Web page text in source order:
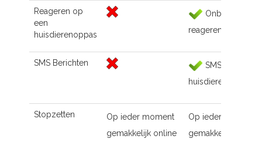
Reageren op
een
huisdierenoppas
Onbeperkt
reageren
SMS Berichten
SMS naar de
huisdierenoppas
Stopzetten
Op ieder moment
gemakkelijk online
Op ieder moment
gemakkelijk online